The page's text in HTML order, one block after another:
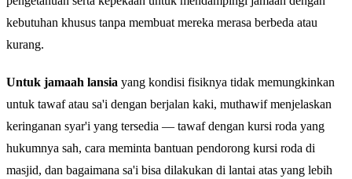
kebutuhan khusus tanpa membuat mereka merasa berbeda atau
kurang.
Untuk jamaah lansia yang kondisi fisiknya tidak memungkinkan
untuk tawaf atau sa'i dengan berjalan kaki, muthawif menjelaskan
keringanan syar'i yang tersedia — tawaf dengan kursi roda yang
hukumnya sah, cara meminta bantuan pendorong kursi roda di
masjid, dan bagaimana sa'i bisa dilakukan di lantai atas yang lebih